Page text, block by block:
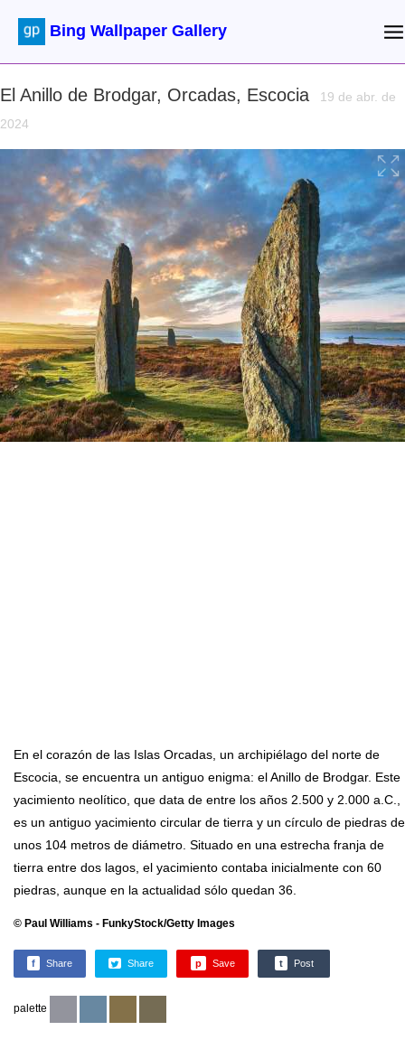
Bing Wallpaper Gallery
El Anillo de Brodgar, Orcadas, Escocia
19 de abr. de
2024
En el corazón de las Islas Orcadas, un archipiélago del norte de
Escocia, se encuentra un antiguo enigma: el Anillo de Brodgar. Este
yacimiento neolítico, que data de entre los años 2.500 y 2.000 a.C.,
es un antiguo yacimiento circular de tierra y un círculo de piedras de
unos 104 metros de diámetro. Situado en una estrecha franja de
tierra entre dos lagos, el yacimiento contaba inicialmente con 60
piedras, aunque en la actualidad sólo quedan 36.
© Paul Williams - FunkyStock/Getty Images
f Share Share p Save t Post
palette